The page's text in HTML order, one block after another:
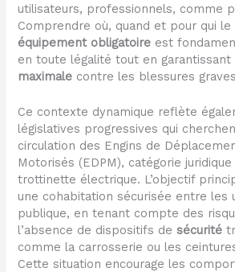
utilisateurs, professionnels, comme
Comprendre où, quand et pour qui le
équipement obligatoire est
en toute légalité tout en garantissant
maximale contre les blessures
Ce contexte dynamique reflète
législatives progressives qui
circulation des Engins de
Motorisés (EDPM), catégorie
trottinette électrique. L’objectif
une cohabitation sécurisée entre les
publique, en tenant compte des
l’absence de dispositifs desécurité
comme la carrosserie ou les
Cette situation encourage les